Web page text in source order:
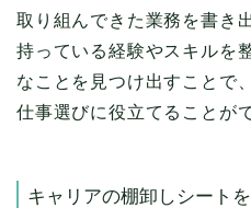
取り組んできた業務を書き
持っている経験やスキルを
なことを見つけ出すことで
仕事選びに役立てることが
キャリアの棚卸しシート